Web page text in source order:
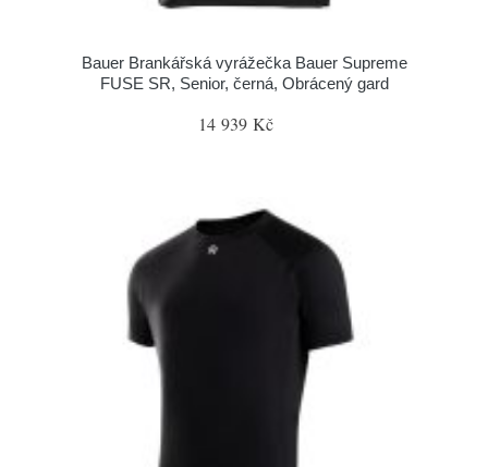
Bauer Brankářská vyrážečka Bauer Supreme
FUSE SR, Senior, černá, Obrácený gard
14 939 Kč